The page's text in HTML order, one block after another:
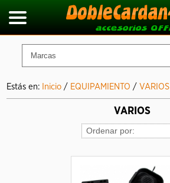
Estás en: Inicio / EQUIPAMIENTO / VARIOS
VARIOS